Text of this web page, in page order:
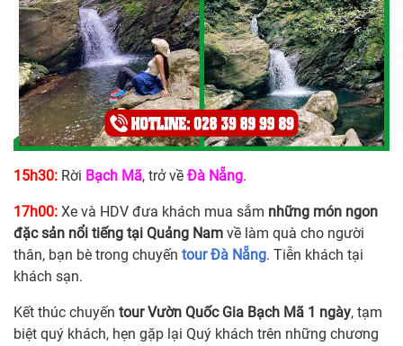
15h30: Rời Bạch Mã, trở về Đà Nẵng.
17h00: Xe và HDV đưa khách mua sắm những món ngon
đặc sản nổi tiếng tại Quảng Nam về làm quà cho người
thân, bạn bè trong chuyến tour Đà Nẵng. Tiễn khách tại
khách sạn.
Kết thúc chuyến tour Vườn Quốc Gia Bạch Mã 1 ngày, tạm
biệt quý khách, hẹn gặp lại Quý khách trên những chương